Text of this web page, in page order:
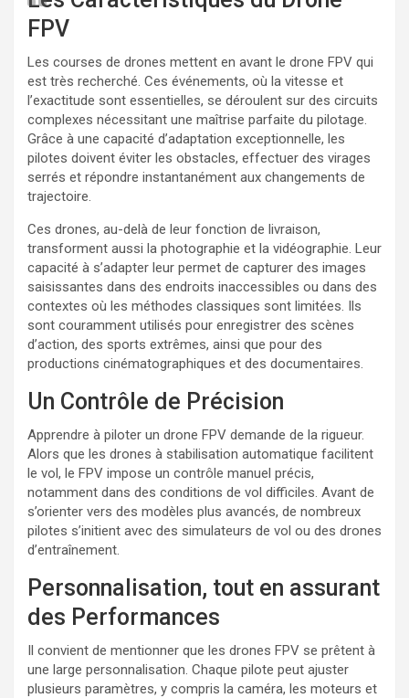
FPV
Les courses de drones mettent en avant le drone FPV qui
est très recherché. Ces événements, où la vitesse et
l’exactitude sont essentielles, se déroulent sur des circuits
complexes nécessitant une maîtrise parfaite du pilotage.
Grâce à une capacité d’adaptation exceptionnelle, les
pilotes doivent éviter les obstacles, effectuer des virages
serrés et répondre instantanément aux changements de
trajectoire.
Ces drones, au-delà de leur fonction de livraison,
transforment aussi la photographie et la vidéographie. Leur
capacité à s’adapter leur permet de capturer des images
saisissantes dans des endroits inaccessibles ou dans des
contextes où les méthodes classiques sont limitées. Ils
sont couramment utilisés pour enregistrer des scènes
d’action, des sports extrêmes, ainsi que pour des
productions cinématographiques et des documentaires.
Un Contrôle de Précision
Apprendre à piloter un drone FPV demande de la rigueur.
Alors que les drones à stabilisation automatique facilitent
le vol, le FPV impose un contrôle manuel précis,
notamment dans des conditions de vol difficiles. Avant de
s’orienter vers des modèles plus avancés, de nombreux
pilotes s’initient avec des simulateurs de vol ou des drones
d’entraînement.
Personnalisation, tout en assurant
des Performances
Il convient de mentionner que les drones FPV se prêtent à
une large personnalisation. Chaque pilote peut ajuster
plusieurs paramètres, y compris la caméra, les moteurs et